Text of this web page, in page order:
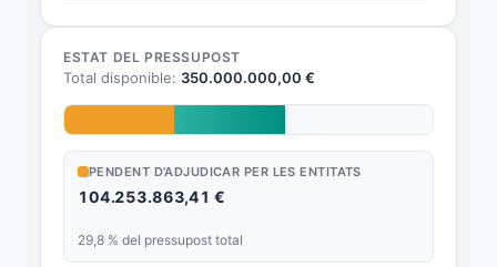
9 BENIGÁNIM
11 BENETÚSSER
13 NAVARRÉS 85,1 %
ESTAT DEL PRESSUPOST
Total disponible: 350.000.000,00 €
PENDENT D'ADJUDICAR PER LES ENTITATS
104.253.863,41 €
29,8 % del pressupost total